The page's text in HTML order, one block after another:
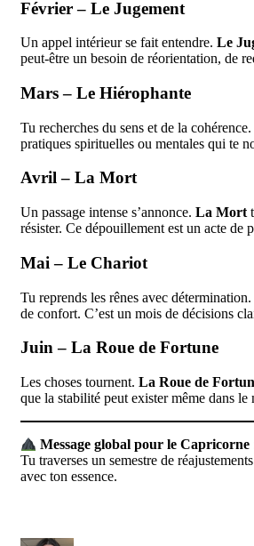
Février – Le Jugement
Un appel intérieur se fait entendre. Le
peut-être un besoin de réorientation, de
Mars – Le Hiérophante
Tu recherches du sens et de la cohérence.
pratiques spirituelles ou mentales qui te
Avril – La Mort
Un passage intense s’annonce. La Mort
résister. Ce dépouillement est un acte de
Mai – Le Chariot
Tu reprends les rênes avec détermination.
de confort. C’est un mois de décisions
Juin – La Roue de Fortune
Les choses tournent. La Roue de
que la stabilité peut exister même dans
Message global pour le Capricorne
Tu traverses un semestre de
avec ton essence.